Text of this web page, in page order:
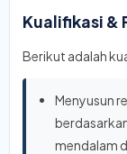
Kualifikasi &
Berikut adalah
Menyusun
mendalam